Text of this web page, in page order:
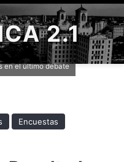
2.1
en el último debate
Encuestas